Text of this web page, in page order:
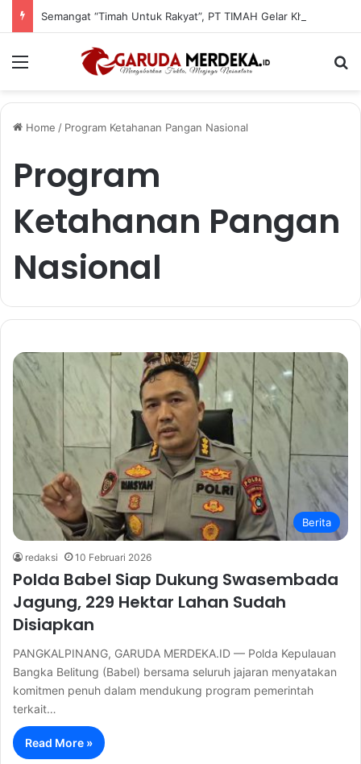
Menu
Home / Program Ketahanan Pangan Nasional
Program
Ketahanan Pangan
Nasional
Berita
redaksi 10 Februari 2026
Polda Babel Siap Dukung Swasembada
Jagung, 229 Hektar Lahan Sudah
Disiapkan
PANGKALPINANG, GARUDA MERDEKA.ID — Polda Kepulauan
Bangka Belitung (Babel) bersama seluruh jajaran menyatakan
komitmen penuh dalam mendukung program pemerintah
terkait…
Read More »